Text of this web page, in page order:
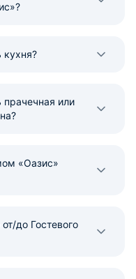
кухня?
или
«Оазис»
до Гостевого